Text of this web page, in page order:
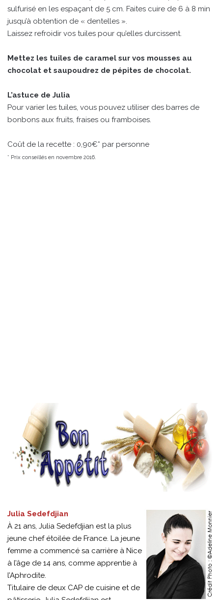
sulfurisé en les espaçant de 5 cm. Faites cuire de 6 à 8 min
jusqu’à obtention de « dentelles ».
Laissez refroidir vos tuiles pour qu’elles durcissent.
Mettez les tuiles de caramel sur vos mousses au
chocolat et saupoudrez de pépites de chocolat.
L’astuce de Julia
Pour varier les tuiles, vous pouvez utiliser des barres de
bonbons aux fruits, fraises ou framboises.
Coût de la recette : 0,90€* par personne
* Prix conseillés en novembre 2016.
Julia Sedefdjian
À 21 ans, Julia Sedefdjian est la plus
jeune chef étoilée de France. La jeune
femme a commencé sa carrière à Nice
à l’âge de 14 ans, comme apprentie à
l’Aphrodite.
Titulaire de deux CAP de cuisine et de